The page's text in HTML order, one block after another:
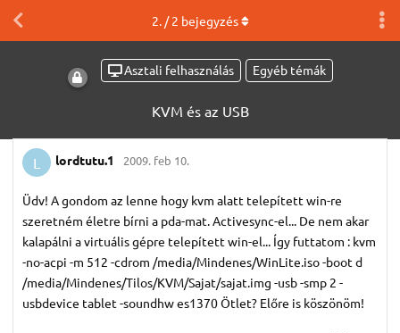
Asztali felhasználás Egyéb témák
KVM és az USB
2. /2 bejegyzés
L lordtutu.​1 2009. feb 10.
Üdv! A gondom az lenne hogy kvm alatt telepített win-re
szeretném életre bírni a pda-mat. Activesync-el... De nem akar
kalapálni a virtuális gépre telepített win-el... Így futtatom : kvm
-no-acpi -m 512 -cdrom /media/Mindenes/WinLite.iso -boot d
/media/Mindenes/Tilos/KVM/Sajat/sajat.img -usb -smp 2 -
usbdevice tablet -soundhw es1370 Ötlet? Előre is köszönöm!